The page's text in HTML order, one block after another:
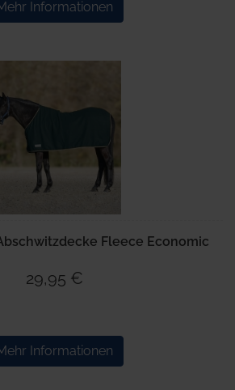
Informationen
Fleece Economic
29,95 €
Informationen